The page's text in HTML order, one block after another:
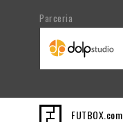
Parceria
FUTBOX.com